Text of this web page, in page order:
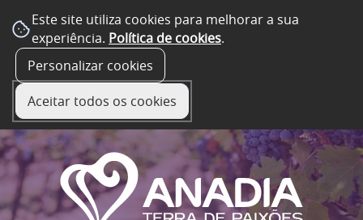
Este site utiliza cookies para melhorar a sua
experiência. Política de cookies.
Personalizar cookies
Aceitar todos os cookies